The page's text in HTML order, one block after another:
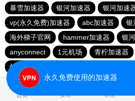
暴雪加速器
银河加速器
银河加速
vp(永久免费)加速器
abc加速器
银
海外梯子官网
hammer加速器 银
anyconnect
1元机场 青柠加速器
蚂蚁加速器
首页 安卓 苹果
永久免费使用的加速器